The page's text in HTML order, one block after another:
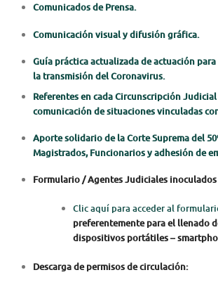
Comunicados de Prensa.
Comunicación visual y difusión gráfica.
Guía práctica actualizada de actuación
la transmisión del Coronavirus.
Referentes en cada Circunscripción
comunicación de situaciones vinculadas
Aporte solidario de la Corte Suprema del
Magistrados, Funcionarios y adhesión de
Formulario / Agentes Judiciales inoculados
Clic aquí para acceder al
preferentemente para el llenado
dispositivos portátiles –
Descarga de permisos de circulación: